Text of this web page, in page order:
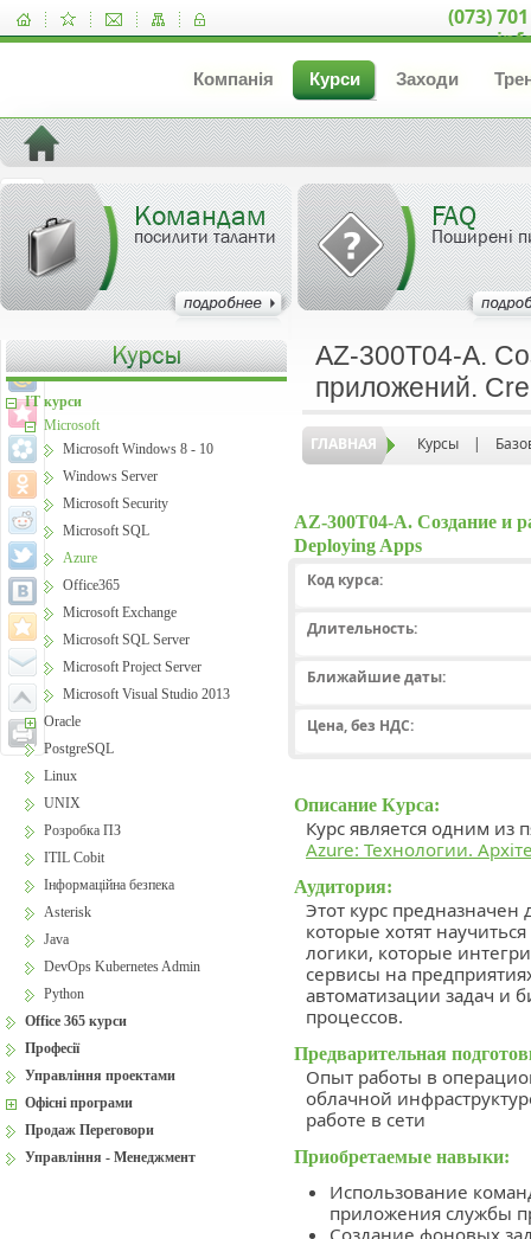
(073)
Компанія Курси Заходи
Командам
посилити таланти
FAQ
Поширені
AZ-300T04-A.
приложений.
ГЛАВНАЯ Курсы |
AZ-300T04-A. Создание и
Deploying Apps
Код курса:
Длительность:
Ближайшие даты:
Цена, без НДС:
Описание Курса:
Курс является одним из
Azure: Технологии.
Аудитория:
Этот курс
которые хотят
логики, которые
сервисы на
автоматизации задач и
процессов.
Предварительная
Опыт работы в
облачной
работе в сети
Приобретаемые навыки:
Использование
приложения службы
Создание фоновых
IT курси
Microsoft
Microsoft Windows 8 - 10
Windows Server
Microsoft Security
Microsoft SQL
Azure
Office365
Microsoft Exchange
Microsoft SQL Server
Microsoft Project Server
Microsoft Visual Studio 2013
Oracle
PostgreSQL
Linux
UNIX
Розробка ПЗ
ITIL Cobit
Інформаційна безпека
Asterisk
Java
DevOps Kubernetes Admin
Python
Office 365 курси
Професії
Управління проектами
Офісні програми
Продаж Переговори
Управління - Менеджмент